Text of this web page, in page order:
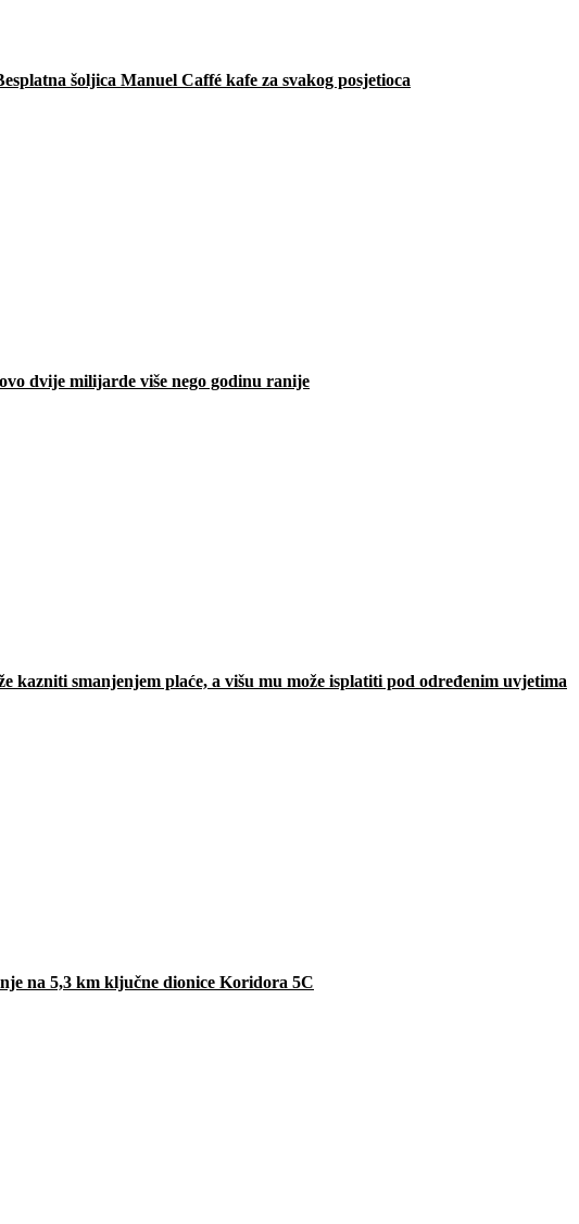
šoljica Manuel Caffé kafe za svakog posjetioca
dvije milijarde više nego godinu ranije
kazniti smanjenjem plaće, a višu mu može isplatiti pod određenim uvjetima
na 5,3 km ključne dionice Koridora 5C